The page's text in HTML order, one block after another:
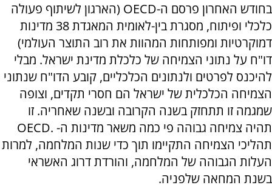
בחודש האחרון פרסם ה-OECD (הארגון לשיתוף פעולה
כלכלי ופיתוח, מסגרת בין-לאומית המאגדת 38 מדינות
דמוקרטיות ומפותחות המהוות את רוב התוצר העולמי)
דו"ח על נתוני הצמיחה של כלכלת מדינת ישראל. מבלי
להיכנס לפרטים ולנתונים הכלכליים, קובע הדו"ח שנתוני
הצמיחה הכלכלית של ישראל הם חסרי תקדים, וצופה
שמגמה זו תתחזק בשנה הקרובה ובשנה שאחריה. זו
תהיה צמיחה גבוהה פי כמה משאר מדינות ה- .OECD
תהליכי הצמיחה התקיימו תוך כדי שנות המלחמה, למרות
העלות הגבוהה של המלחמה, והורדת דרוג האשראי
בשנת המחאה שלפניה.